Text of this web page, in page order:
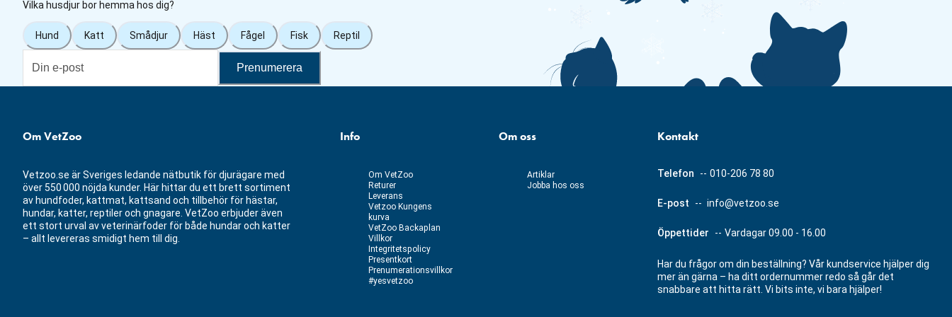
Vilka husdjur bor hemma hos dig?
Hund Katt Smådjur Häst Fågel Fisk Reptil
Prenumerera
Om VetZoo
Vetzoo.se är Sveriges ledande nätbutik för djurägare med
över 550 000 nöjda kunder. Här hittar du ett brett sortiment
av hundfoder, kattmat, kattsand och tillbehör för hästar,
hundar, katter, reptiler och gnagare. VetZoo erbjuder även
ett stort urval av veterinärfoder för både hundar och katter
– allt levereras smidigt hem till dig.
Info
Om VetZoo
Returer
Leverans
Vetzoo Kungens
kurva
VetZoo Backaplan
Villkor
Integritetspolicy
Presentkort
Prenumerationsvillkor
#yesvetzoo
Om oss
Artiklar
Jobba hos oss
Kontakt
Telefon -- 010-206 78 80
E-post -- info@vetzoo.se
Öppettider -- Vardagar 09.00 - 16.00
Har du frågor om din beställning? Vår kundservice hjälper dig
mer än gärna – ha ditt ordernummer redo så går det
snabbare att hitta rätt. Vi bits inte, vi bara hjälper!